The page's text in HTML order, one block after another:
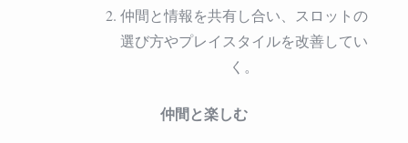
仲間と情報を共有し合い、スロットの
選び方やプレイスタイルを改善してい
く。
仲間と楽しむ